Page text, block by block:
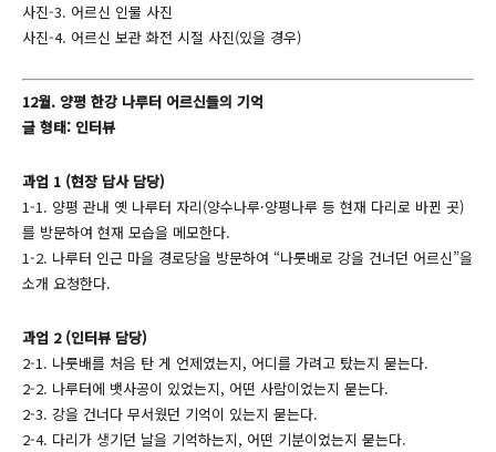
사진-3. 어르신 인물 사진
사진-4. 어르신 보관 화전 시절 사진(있을 경우)
12월. 양평 한강 나루터 어르신들의 기억
글 형태: 인터뷰
과업 1 (현장 답사 담당)
1-1. 양평 관내 옛 나루터 자리(양수나루·양평나루 등 현재 다리로 바뀐 곳)
를 방문하여 현재 모습을 메모한다.
1-2. 나루터 인근 마을 경로당을 방문하여 “나룻배로 강을 건너던 어르신”을
소개 요청한다.
과업 2 (인터뷰 담당)
2-1. 나룻배를 처음 탄 게 언제였는지, 어디를 가려고 탔는지 묻는다.
2-2. 나루터에 뱃사공이 있었는지, 어떤 사람이었는지 묻는다.
2-3. 강을 건너다 무서웠던 기억이 있는지 묻는다.
2-4. 다리가 생기던 날을 기억하는지, 어떤 기분이었는지 묻는다.